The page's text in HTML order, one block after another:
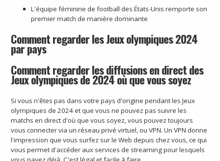
L'équipe féminine de football des États-Unis remporte son
premier match de manière dominante
Comment regarder les Jeux olympiques 2024
par pays
Comment regarder les diffusions en direct des
Jeux olympiques de 2024 où que vous soyez
Si vous n'êtes pas dans votre pays d'origine pendant les Jeux
olympiques de 2024 et que vous ne pouvez pas suivre les
matchs en direct d'où que vous soyez, vous pouvez toujours
vous connecter via un réseau privé virtuel, ou VPN. Un VPN donne
l'impression que vous surfez sur le Web depuis chez vous, ce qui
vous permet d'accéder aux services de streaming pour lesquels